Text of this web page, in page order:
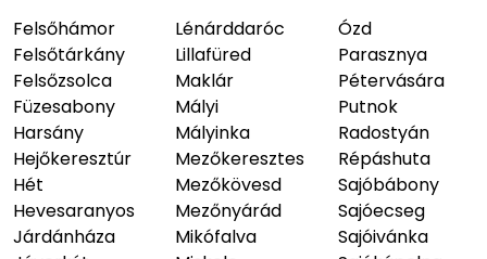
Felsőhámor
Felsőtárkány
Felsőzsolca
Füzesabony
Harsány
Hejőkeresztúr
Hét
Hevesaranyos
Járdánháza
Lénárddaróc
Lillafüred
Maklár
Mályi
Mályinka
Mezőkeresztes
Mezőkövesd
Mezőnyárád
Mikófalva
Ózd
Parasznya
Pétervására
Putnok
Radostyán
Répáshuta
Sajóbábony
Sajóecseg
Sajóivánka